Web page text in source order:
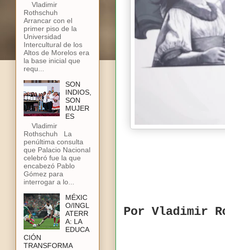
Por Vladimir
Vladimir
Rothschuh
Arrancar con el
primer piso de la
Universidad
Intercultural de los
Altos de Morelos era
la base inicial que
requ...
SON
INDIOS,
SON
MUJER
ES
Vladimir
Rothschuh La
penúltima consulta
que Palacio Nacional
celebró fue la que
encabezó Pablo
Gómez para
interrogar a lo...
MÉXIC
O/INGL
ATERR
A: LA
EDUCA
CIÓN
TRANSFORMA